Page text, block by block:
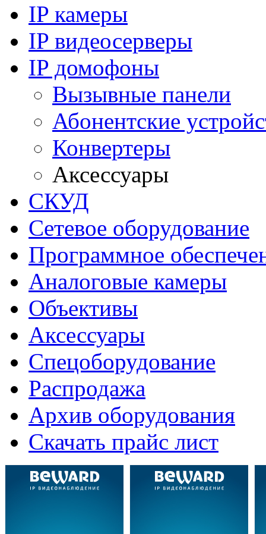
IP камеры
IP видеосерверы
IP домофоны
Вызывные панели
Абонентские
Конвертеры
Аксессуары
СКУД
Сетевое оборудование
Программное
Аналоговые камеры
Объективы
Аксессуары
Спецоборудование
Распродажа
Архив оборудования
Скачать прайс лист